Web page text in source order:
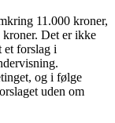
11.000 kroner,
Det er ikke
et forslag i
og i følge
uden om